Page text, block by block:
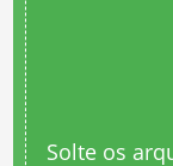
Solte os